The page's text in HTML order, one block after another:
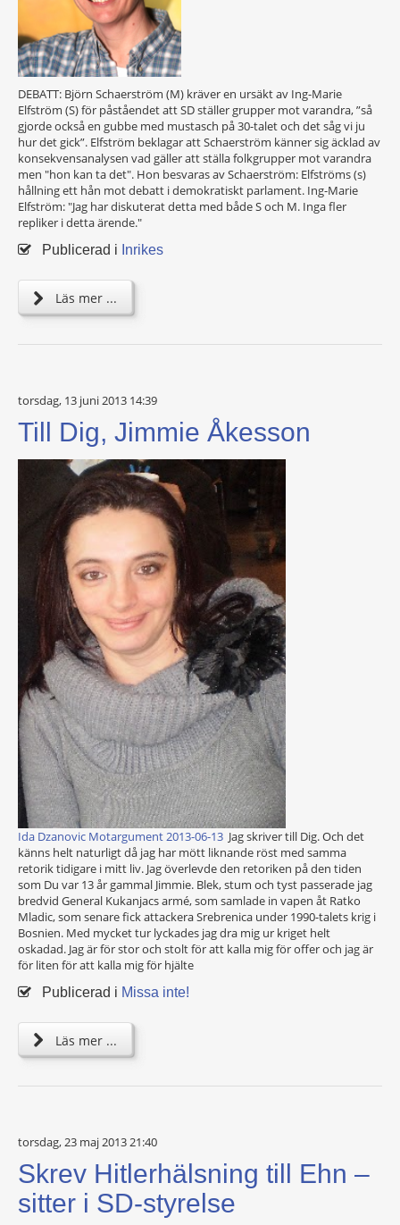
DEBATT: Björn Schaerström (M) kräver en ursäkt av Ing-Marie
Elfström (S) för påståendet att SD ställer grupper mot varandra, ”så
gjorde också en gubbe med mustasch på 30-talet och det såg vi ju
hur det gick”. Elfström beklagar att Schaerström känner sig äcklad av
konsekvensanalysen vad gäller att ställa folkgrupper mot varandra
men "hon kan ta det". Hon besvaras av Schaerström: Elfströms (s)
hållning ett hån mot debatt i demokratiskt parlament. Ing-Marie
Elfström: "Jag har diskuterat detta med både S och M. Inga fler
repliker i detta ärende."
Publicerad i Inrikes
Läs mer ...
torsdag, 13 juni 2013 14:39
Till Dig, Jimmie Åkesson
Ida Dzanovic Motargument 2013-06-13 Jag skriver till Dig. Och det
känns helt naturligt då jag har mött liknande röst med samma
retorik tidigare i mitt liv. Jag överlevde den retoriken på den tiden
som Du var 13 år gammal Jimmie. Blek, stum och tyst passerade jag
bredvid General Kukanjacs armé, som samlade in vapen åt Ratko
Mladic, som senare fick attackera Srebrenica under 1990-talets krig i
Bosnien. Med mycket tur lyckades jag dra mig ur kriget helt
oskadad. Jag är för stor och stolt för att kalla mig för offer och jag är
för liten för att kalla mig för hjälte
Publicerad i Missa inte!
Läs mer ...
torsdag, 23 maj 2013 21:40
Skrev Hitlerhälsning till Ehn –
sitter i SD-styrelse